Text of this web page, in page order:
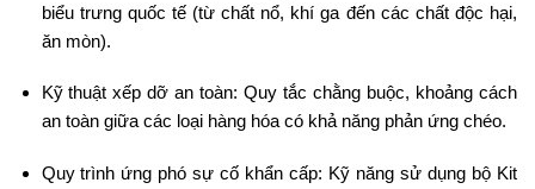
biểu trưng quốc tế (từ chất nổ, khí ga đến các chất độc hại,
ăn mòn).
Kỹ thuật xếp dỡ an toàn: Quy tắc chằng buộc, khoảng cách
an toàn giữa các loại hàng hóa có khả năng phản ứng chéo.
Quy trình ứng phó sự cố khẩn cấp: Kỹ năng sử dụng bộ Kit